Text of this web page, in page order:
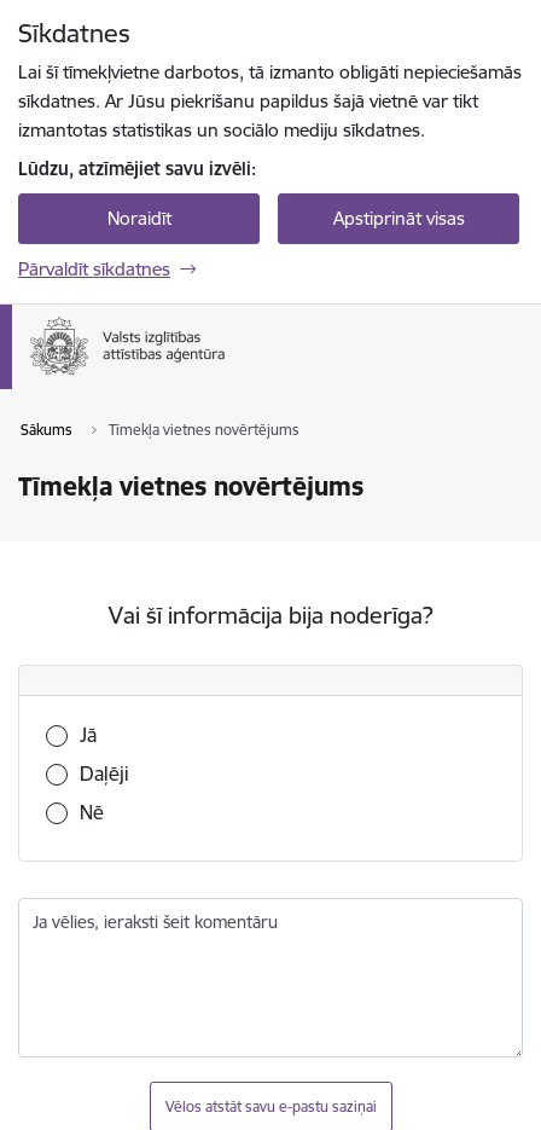
Sīkdatnes
Lai šī tīmekļvietne darbotos, tā izmanto obligāti nepieciešamās
sīkdatnes. Ar Jūsu piekrišanu papildus šajā vietnē var tikt
izmantotas statistikas un sociālo mediju sīkdatnes.
Lūdzu, atzīmējiet savu izvēli:
Noraidīt Apstiprināt visas
Pārvaldīt sīkdatnes
Sākums Tīmekļa vietnes novērtējums
Tīmekļa vietnes novērtējums
Vai šī informācija bija noderīga?
Vai šī informācija bija noderīga?
Jā
Daļēji
Nē
Ja vēlies, ieraksti šeit komentāru
Vēlos atstāt savu e-pastu saziņai